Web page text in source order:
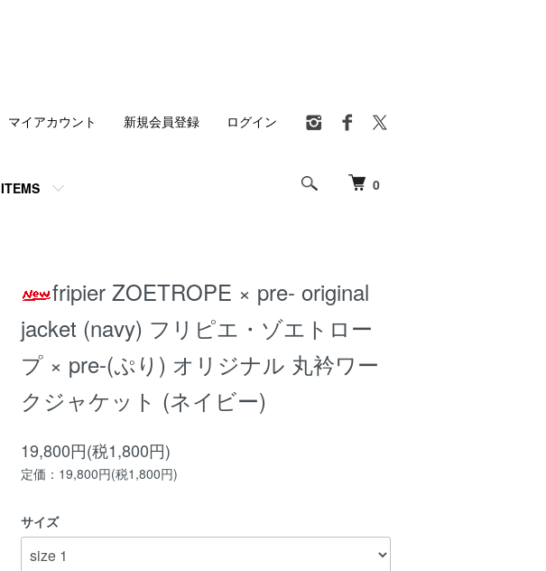
0
ITEMS
マイアカウント 新規会員登録 ログイン
fripier ZOETROPE × pre- original
jacket (navy) フリピエ・ゾエトロー
プ × pre-(ぷり) オリジナル 丸衿ワー
クジャケット (ネイビー)
19,800円(税1,800円)
定価：19,800円(税1,800円)
サイズ